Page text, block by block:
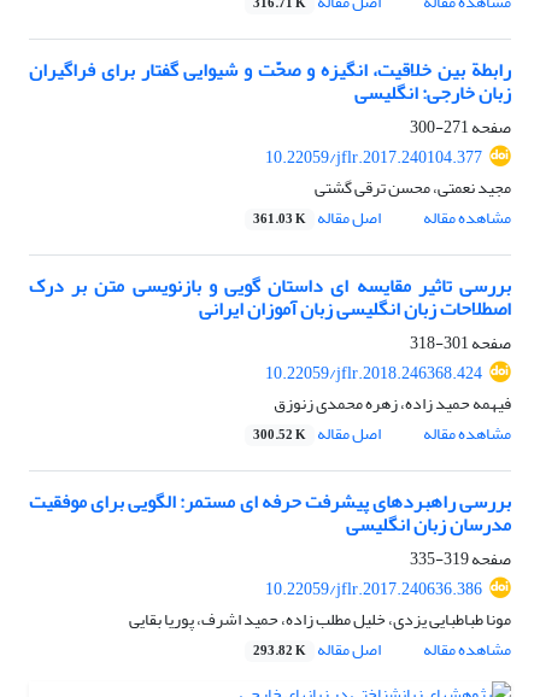
رابطة بین خلاقیت، انگیزه و صحّت و شیوایی گفتار برای فراگیران
زبان خارجی: انگلیسی
صفحه271-300
10.22059/jflr.2017.240104.377
مجید نعمتی، محسن ترقی گشتی
مشاهده مقاله
اصل مقاله 361.03 K
بررسی تاثیر مقایسه ای داستان گویی و بازنویسی متن بر درک
اصطلاحات زبان انگلیسی زبان آموزان ایرانی
صفحه301-318
10.22059/jflr.2018.246368.424
فیهمه حمید زاده، زهره محمدی زنوزق
مشاهده مقاله
اصل مقاله 300.52 K
بررسی راهبردهای پیشرفت حرفه ای مستمر: الگویی برای موفقیت
مدرسان زبان انگلیسی
صفحه319-335
10.22059/jflr.2017.240636.386
مونا طباطبایی یزدی، خلیل مطلب زاده، حمید اشرف، پوریا بقایی
مشاهده مقاله
اصل مقاله 293.82 K